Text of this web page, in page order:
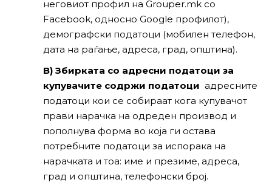
неговиот профил на Grouper.mk со
Facebook, односно Google профилот),
демографски податоци (мобилен телефон,
дата на раѓање, адреса, град, општина).
В) Збирката со адресни податоци за
купувачите содржи податоци адресните
податоци кои се собираат кога купувачот
прави нарачка на одреден производ и
пополнува форма во која ги остава
потребните податоци за испорака на
нарачката и тоа: име и презиме, адреса,
град и општина, телефонски број.